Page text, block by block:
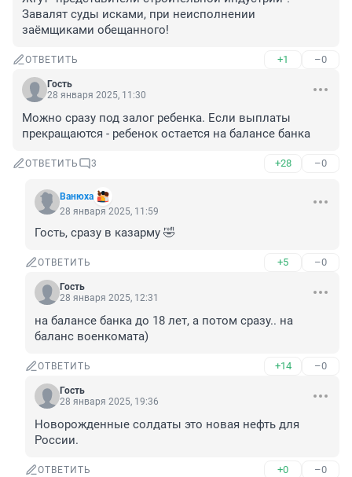
Завалят суды исками, при неисполнении
заёмщиками обещанного!
ОТВЕТИТЬ +1 –0
Гость
28 января 2025, 11:30
Можно сразу под залог ребенка. Если выплаты
прекращаются - ребенок остается на балансе банка
ОТВЕТИТЬ 3 +28 –0
Вaнюхa
28 января 2025, 11:59
Гость, сразу в казарму 🤣
ОТВЕТИТЬ +5 –0
Гость
28 января 2025, 12:31
на балансе банка до 18 лет, а потом сразу.. на
баланс военкомата)
ОТВЕТИТЬ +14 –0
Гость
28 января 2025, 19:36
Новорожденные солдаты это новая нефть для
России.
ОТВЕТИТЬ +0 –0